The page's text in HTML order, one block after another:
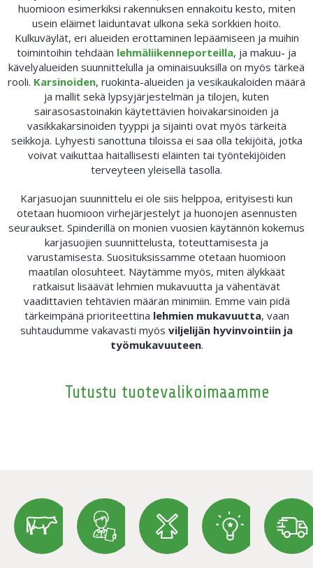
huomioon esimerkiksi rakennuksen ennakoitu kesto, miten
usein eläimet laiduntavat ulkona sekä sorkkien hoito.
Kulkuväylät, eri alueiden erottaminen lepäämiseen ja muihin
toimintoihin tehdään lehmäliikenneporteilla, ja makuu- ja
kävelyalueiden suunnittelulla ja ominaisuuksilla on myös tärkeä
rooli. Karsinoiden, ruokinta-alueiden ja vesikaukaloiden määrä
ja mallit sekä lypsyjärjestelmän ja tilojen, kuten
sairasosastoinakin käytettävien hoivakarsinoiden ja
vasikkakarsinoiden tyyppi ja sijainti ovat myös tärkeitä
seikkoja. Lyhyesti sanottuna tiloissa ei saa olla tekijöitä, jotka
voivat vaikuttaa haitallisesti eläinten tai työntekijöiden
terveyteen yleisellä tasolla.
Karjasuojan suunnittelu ei ole siis helppoa, erityisesti kun
otetaan huomioon virhejärjestelyt ja huonojen asennusten
seuraukset. Spinderillä on monien vuosien käytännön kokemus
karjasuojien suunnittelusta, toteuttamisesta ja
varustamisesta. Suosituksissamme otetaan huomioon
maatilan olosuhteet. Näytämme myös, miten älykkäät
ratkaisut lisäävät lehmien mukavuutta ja vähentävät
vaadittavien tehtävien määrän minimiin. Emme vain pidä
tärkeimpänä prioriteettina lehmien mukavuutta, vaan
suhtaudumme vakavasti myös viljelijän hyvinvointiin ja
työmukavuuteen.
Tutustu tuotevalikoimaamme